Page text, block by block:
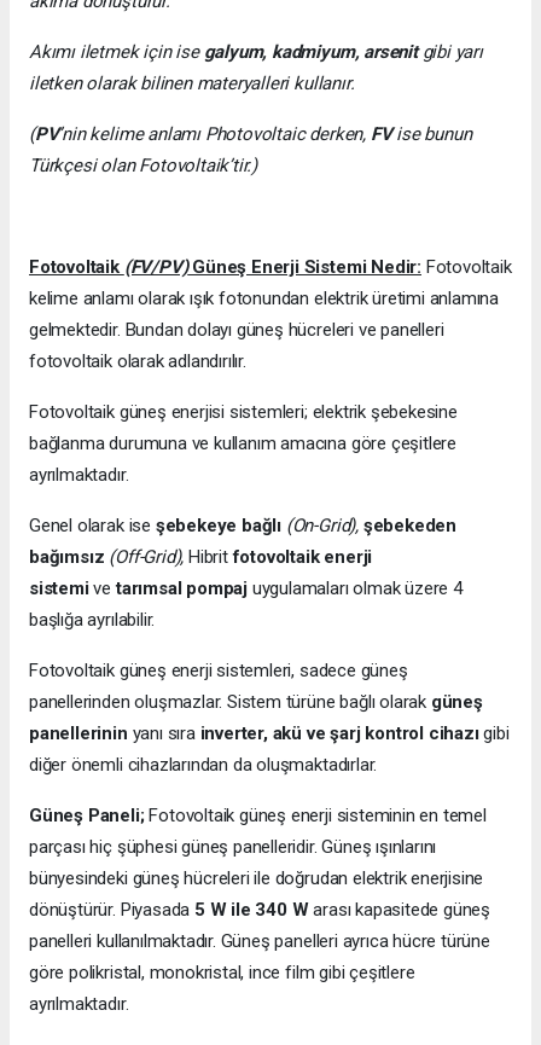
Akımı iletmek için ise galyum, kadmiyum, arsenitgibi yarı
iletken olarak bilinen materyalleri kullanır.
(PV’nin kelime anlamı Photovoltaic derken, FVise bunun
Türkçesi olan Fotovoltaik’tir.)
Fotovoltaik (FV/PV)Güneş Enerji Sistemi Nedir: Fotovoltaik
kelime anlamı olarak ışık fotonundan elektrik üretimi anlamına
gelmektedir. Bundan dolayı güneş hücreleri ve panelleri
fotovoltaik olarak adlandırılır.
Fotovoltaik güneş enerjisi sistemleri; elektrik şebekesine
bağlanma durumuna ve kullanım amacına göre çeşitlere
ayrılmaktadır.
Genel olarak ise şebekeye bağlı (On-Grid), şebekeden
bağımsız (Off-Grid), Hibritfotovoltaik enerji
sistemivetarımsal pompaj uygulamaları olmak üzere 4
başlığa ayrılabilir.
Fotovoltaik güneş enerji sistemleri, sadece güneş
panellerinden oluşmazlar. Sistem türüne bağlı olarak güneş
panellerinin yanı sıra inverter, akü ve şarj kontrol cihazıgibi
diğer önemli cihazlarından da oluşmaktadırlar.
Güneş Paneli;Fotovoltaik güneş enerji sisteminin en temel
parçası hiç şüphesi güneş panelleridir. Güneş ışınlarını
bünyesindeki güneş hücreleri ile doğrudan elektrik enerjisine
dönüştürür. Piyasada 5 W ile 340 Warası kapasitede güneş
panelleri kullanılmaktadır. Güneş panelleri ayrıca hücre türüne
göre polikristal, monokristal, ince film gibi çeşitlere
ayrılmaktadır.